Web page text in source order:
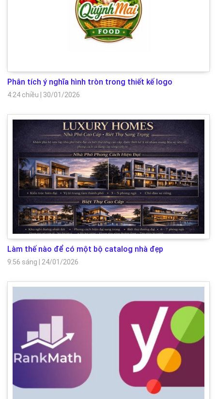
Phân tích ý nghĩa hình tròn trong thiết kế logo
4:24 chiều 30/01/2026
Làm thế nào để có một bộ catalog nhà đẹp
9:56 sáng 24/01/2026